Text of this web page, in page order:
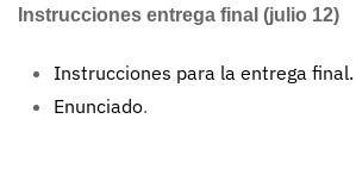
Instrucciones entrega final (julio 12)
Instrucciones para la entrega final.
Enunciado.